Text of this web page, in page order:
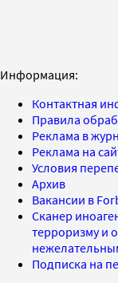
Информация:
Контактная
Правила
Реклама в
Реклама на
Условия
Архив
Вакансии в
Сканер
терроризму и
Подписка на